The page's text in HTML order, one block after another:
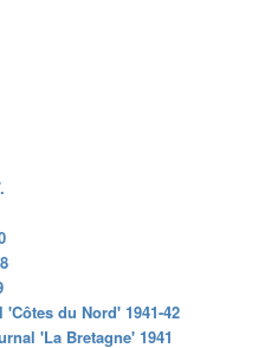
du Nord' 1941-42
'La Bretagne' 1941